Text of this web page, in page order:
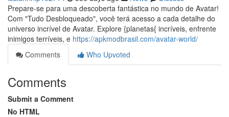
Prepare-se para uma descoberta fantástica no mundo de Avatar!
Com "Tudo Desbloqueado", você terá acesso a cada detalhe do
universo incrível de Avatar. Explore {planetas{ incríveis, enfrente
inimigos terríveis, e https://apkmodbrasil.com/avatar-world/
Comments
Who Upvoted
Comments
Submit a Comment
No HTML